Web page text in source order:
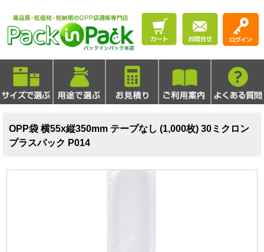
OPP袋 横55x縦350mm テープなし (1,000枚) 30ミクロン
プラスパック P014